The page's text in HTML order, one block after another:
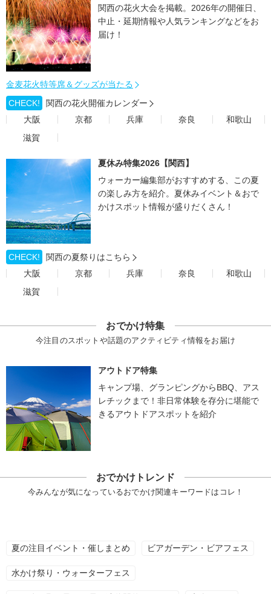
関西の花火大会を掲載。2026年の開催日、
中止・延期情報や人気ランキングなどをお
届け！
金麦花火特等席＆グッズが当たる
CHECK!
関西の花火開催カレンダー
大阪
京都 兵庫 奈良
和歌山
滋賀
夏休み特集2026【関西】
ウォーカー編集部がおすすめする、この夏
の楽しみ方を紹介。夏休みイベント＆おで
かけスポット情報が盛りだくさん！
CHECK!
関西の夏祭りはこちら
大阪
京都 兵庫 奈良
和歌山
滋賀
おでかけ特集
今注目のスポットや話題のアクティビティ情報をお届け
アウトドア特集
キャンプ場、グランピングからBBQ、アス
レチックまで！非日常体験を存分に堪能で
きるアウトドアスポットを紹介
おでかけトレンド
今みんなが気になっているおでかけ関連キーワードはコレ！
夏の注目イベント・催しまとめ ビアガーデン・ビアフェス
水かけ祭り・ウォーターフェス